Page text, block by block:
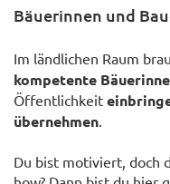
Bäuerinnen und
Im ländlichen Raum
kompetente
Öffentlichkeit
übernehmen
Du bist motiviert, doch